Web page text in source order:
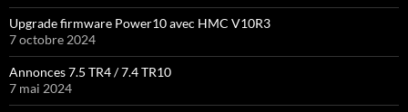
Upgrade firmware Power10 avec HMC V10R3
7 octobre 2024
Annonces 7.5 TR4 / 7.4 TR10
7 mai 2024